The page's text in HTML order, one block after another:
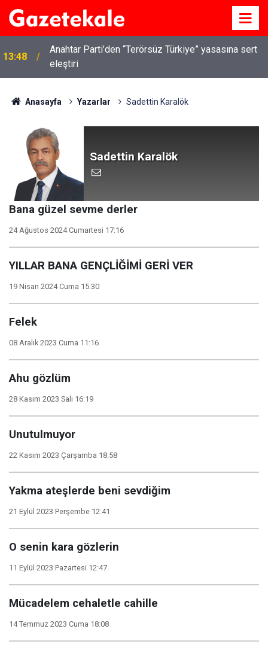
13:48
Anahtar Parti’den “Terörsüz Türkiye” yasasına sert
eleştiri
Anasayfa Yazarlar Sadettin Karalök
Sadettin Karalök
Bana güzel sevme derler
24 Ağustos 2024 Cumartesi 17:16
YILLAR BANA GENÇLİĞİMİ GERİ VER
19 Nisan 2024 Cuma 15:30
Felek
08 Aralık 2023 Cuma 11:16
Ahu gözlüm
28 Kasım 2023 Salı 16:19
Unutulmuyor
22 Kasım 2023 Çarşamba 18:58
Yakma ateşlerde beni sevdiğim
21 Eylül 2023 Perşembe 12:41
O senin kara gözlerin
11 Eylül 2023 Pazartesi 12:47
Mücadelem cehaletle cahille
14 Temmuz 2023 Cuma 18:08